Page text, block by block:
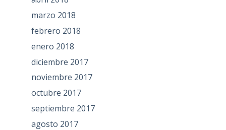
marzo 2018
febrero 2018
enero 2018
diciembre 2017
noviembre 2017
octubre 2017
septiembre 2017
agosto 2017